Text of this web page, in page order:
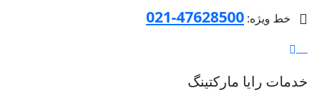
خط ویژه: 47628500-021
خدمات رایا مارکتینگ